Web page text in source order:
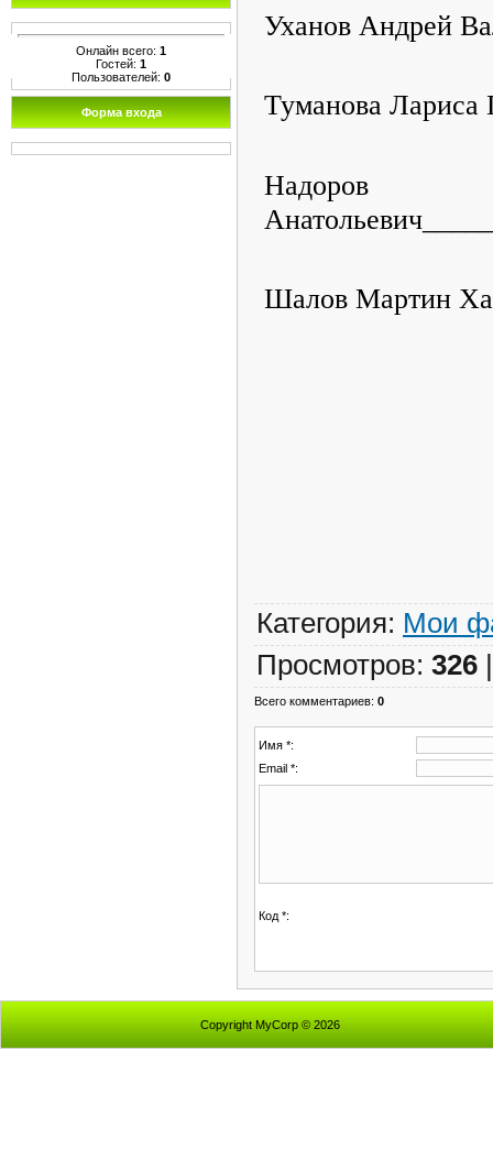
Онлайн всего: 1
Гостей: 1
Пользователей: 0
Форма входа
Уханов Андрей
Туманова Лариса
Шалов Мартин
Категория: Мои
Просмотров: 326
Всего комментариев: 0
Имя *:
Email *:
Код *:
Copyright MyCorp © 2026